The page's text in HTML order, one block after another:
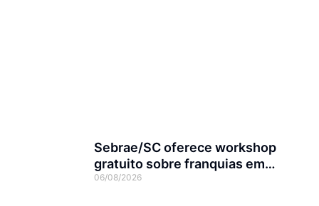
Sebrae/SC oferece workshop
gratuito sobre franquias em
Joinville
06/08/2026